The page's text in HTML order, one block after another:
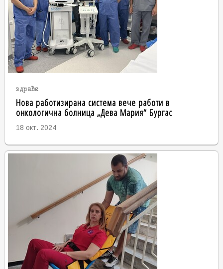
здраве
Нова работизирана система вече работи в
онкологична болница „Дева Мария“ Бургас
18 окт. 2024